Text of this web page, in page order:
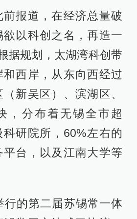
报道，在经济总量破
以科创之名，再造一
据规划，太湖湾科创带
西岸，从东向西经过
新吴区）、滨湖区、
，分布着无锡全市超
研院所，60%左右的
台，以及江南大学等
行的第二届苏锡常一体